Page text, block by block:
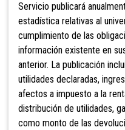
Servicio publicará
estadística relativas al
cumplimiento de las
información existente en
anterior. La publicación
utilidades declaradas,
afectos a impuesto a la
distribución de utilidades,
como monto de las